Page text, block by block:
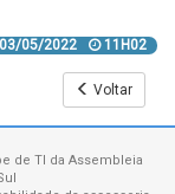
03/05/2022 11H02
Voltar
de TI da Assembleia